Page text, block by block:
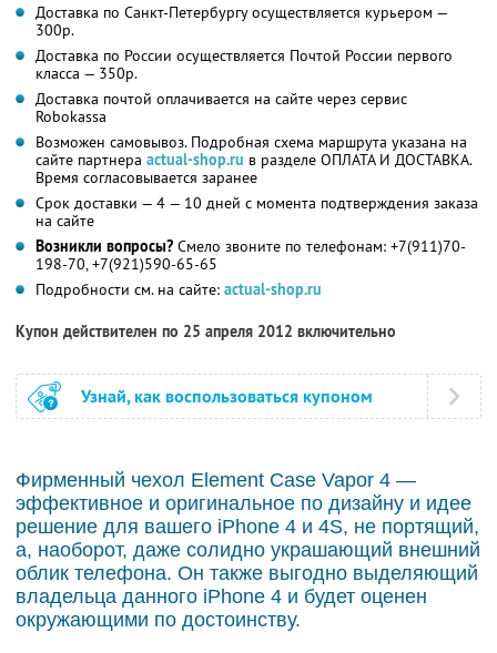
Доставка по Санкт-Петербургу осуществляется курьером —
300р.
Доставка по России осуществляется Почтой России первого
класса — 350р.
Доставка почтой оплачивается на сайте через сервис
Robokassa
Возможен самовывоз. Подробная схема маршрута указана на
сайте партнера actual-shop.ru в разделе ОПЛАТА И ДОСТАВКА.
Время согласовывается заранее
Срок доставки — 4 — 10 дней с момента подтверждения заказа
на сайте
Возникли вопросы? Смело звоните по телефонам: +7(911)70-
198-70, +7(921)590-65-65
Подробности см. на сайте: actual-shop.ru
Купон действителен по 25 апреля 2012 включительно
Узнай, как воспользоваться купоном
Фирменный чехол Element Case Vapor 4 —
эффективное и оригинальное по дизайну и идее
решение для вашего iPhone 4 и 4S, не портящий,
а, наоборот, даже солидно украшающий внешний
облик телефона. Он также выгодно выделяющий
владельца данного iPhone 4 и будет оценен
окружающими по достоинству.